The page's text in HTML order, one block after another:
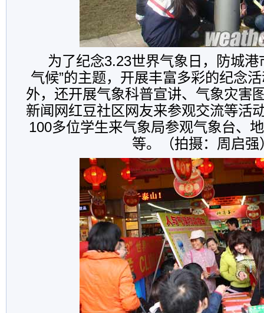
为了纪念3.23世界气象日，防城港
气候”的主题，开展丰富多彩的纪念
外，还开展气象科普宣讲、气象灾害
新闻网红豆社区网友来参观交流等活
100多位学生来气象局参观气象台、
等。（拍摄：周启强